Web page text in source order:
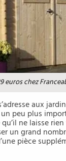
euros chez
aux
peu plus
ne laisse
un grand
pièce